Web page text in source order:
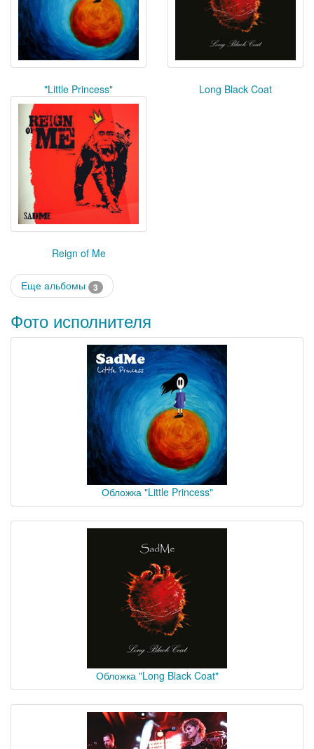
"Little Princess" Long Black Coat
Reign of Me
Еще альбомы 3
Фото исполнителя
Обложка "Little Princess"
Обложка "Long Black Coat"